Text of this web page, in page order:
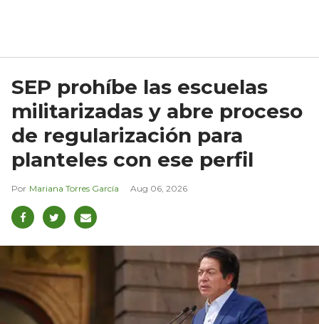
SEP prohíbe las escuelas
militarizadas y abre proceso
de regularización para
planteles con ese perfil
Mariana Torres García Aug 06, 2026